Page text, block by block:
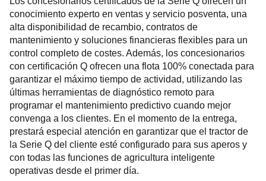
conocimiento experto en ventas y servicio posventa, una
alta disponibilidad de recambio, contratos de
mantenimiento y soluciones financieras flexibles para un
control completo de costes. Además, los concesionarios
con certificación Q ofrecen una flota 100% conectada para
garantizar el máximo tiempo de actividad, utilizando las
últimas herramientas de diagnóstico remoto para
programar el mantenimiento predictivo cuando mejor
convenga a los clientes. En el momento de la entrega,
prestará especial atención en garantizar que el tractor de
la Serie Q del cliente esté configurado para sus aperos y
con todas las funciones de agricultura inteligente
operativas desde el primer día.